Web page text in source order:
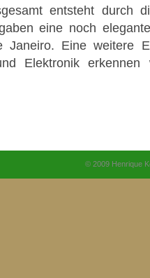
entsteht durch
eine noch
Janeiro. Eine weitere
Elektronik
© 2009 Henrique